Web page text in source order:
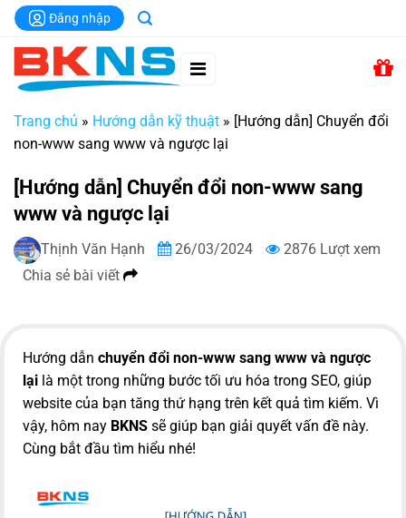
Chuyển
đến
dung
Đăng nhập
Trang chủ » Hướng dẫn kỹ thuật » [Hướng dẫn] Chuyển đổi
non-www sang www và ngược lại
[Hướng dẫn] Chuyển đổi non-www sang
www và ngược lại
Thịnh Văn Hạnh 26/03/2024
2876 Lượt xem
Chia sẻ bài viết
Hướng dẫn chuyển đổi non-www sang www và ngược
lại là một trong những bước tối ưu hóa trong SEO, giúp
website của bạn tăng thứ hạng trên kết quả tìm kiếm. Vì
vậy, hôm nay BKNS sẽ giúp bạn giải quyết vấn đề này.
Cùng bắt đầu tìm hiểu nhé!